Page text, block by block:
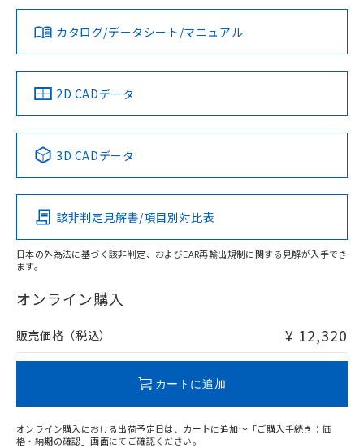
上、n: 27mm以上
検出領域
ダウンロードデータをご利用いただく前に、以下を必ずお読
みください。
ソフトウェアの使用条件
対応済み
中国 RoHS 注意事項・凡例
Pb Hg Cd Cr(VI)
O
在庫等で未対応品が混在する可能性があります。
問い合わせください。
LR型式承認
（イギリス
船舶規格）
DNV型式承認
（ノルウェー
BV型式承認
（フランス
KR型式
（韓国
No No No No
この製品の規格認証/適合状況ページへ
その他の認証はこちらのページからご検索ください
カタログ/データシート/マニュアル
2D CADデータ
3D CADデータ
該非判定見解書/項目別対比表
日本の外為法に基づく該非判定、およびEAR再輸出規制に関する見解が入手でき
ます。
オンライン購入
販売価格（税込） ¥ 12,320
カートに追加
オンライン購入における出荷予定日は、カートに追加～「ご購入手続き：価
格・納期の確認」画面にてご確認ください。